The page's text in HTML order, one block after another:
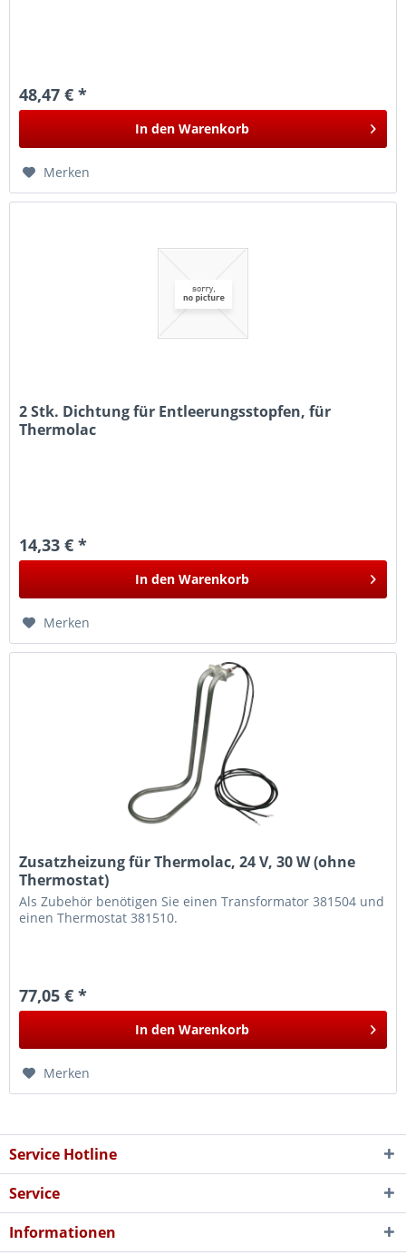
48,47 € *
In den Warenkorb
Merken
2 Stk. Dichtung für Entleerungsstopfen, für
Thermolac
14,33 € *
In den Warenkorb
Merken
Zusatzheizung für Thermolac, 24 V, 30 W (ohne
Thermostat)
Als Zubehör benötigen Sie einen Transformator 381504 und
einen Thermostat 381510.
77,05 € *
In den Warenkorb
Merken
Service Hotline
Service
Informationen